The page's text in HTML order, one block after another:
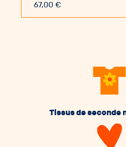
67,00 €
Tissus de seconde